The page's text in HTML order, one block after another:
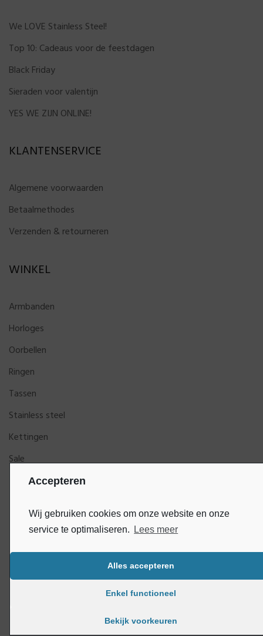
Accepteren
Wij gebruiken cookies om onze website en onze
service te optimaliseren.
Lees meer
Alles accepteren
Enkel functioneel
Bekijk voorkeuren
We LOVE Stainless Steel!
Top 10: Cadeaus voor de feestdagen
Black Friday
Sieraden voor valentijn
YES WE ZIJN ONLINE!
KLANTENSERVICE
Algemene voorwaarden
Betaalmethodes
Verzenden & retourneren
WINKEL
Armbanden
Horloges
Oorbellen
Ringen
Tassen
Stainless steel
Kettingen
Sale
Copyright © DijkGelukSieraden | Ontwikkeld door